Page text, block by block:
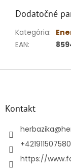
Dodatočné
Kategória:
EAN:
Kontakt
herbazika@
+421911507580
https://